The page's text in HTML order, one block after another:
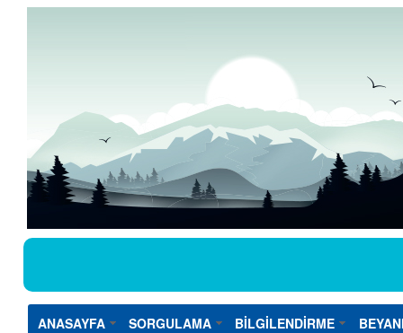
ANASAYFA SORGULAMA BİLGİLENDİRME